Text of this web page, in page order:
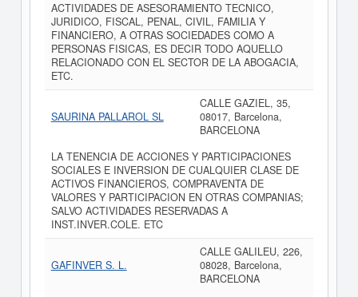
ACTIVIDADES DE ASESORAMIENTO TECNICO,
JURIDICO, FISCAL, PENAL, CIVIL, FAMILIA Y
FINANCIERO, A OTRAS SOCIEDADES COMO A
PERSONAS FISICAS, ES DECIR TODO AQUELLO
RELACIONADO CON EL SECTOR DE LA ABOGACIA,
ETC.
SAURINA PALLAROL SL
CALLE GAZIEL, 35,
08017, Barcelona,
BARCELONA
LA TENENCIA DE ACCIONES Y PARTICIPACIONES
SOCIALES E INVERSION DE CUALQUIER CLASE DE
ACTIVOS FINANCIEROS, COMPRAVENTA DE
VALORES Y PARTICIPACION EN OTRAS COMPANIAS;
SALVO ACTIVIDADES RESERVADAS A
INST.INVER.COLE. ETC
GAFINVER S. L.
CALLE GALILEU, 226,
08028, Barcelona,
BARCELONA